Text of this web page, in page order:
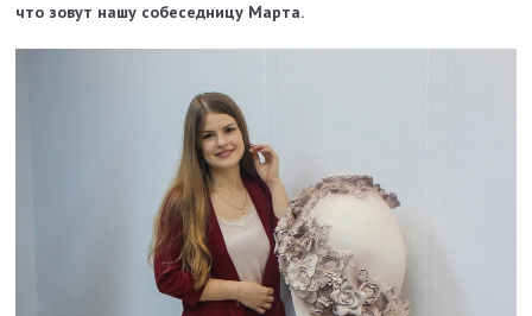
что зовут нашу собеседницу Марта.